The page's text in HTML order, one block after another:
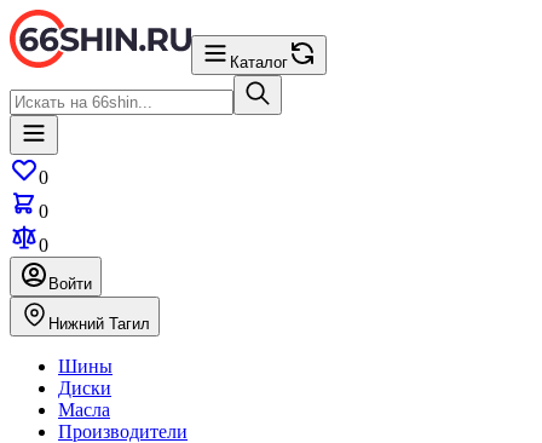
Каталог
0
0
0
Войти
Нижний Тагил
Шины
Диски
Масла
Производители